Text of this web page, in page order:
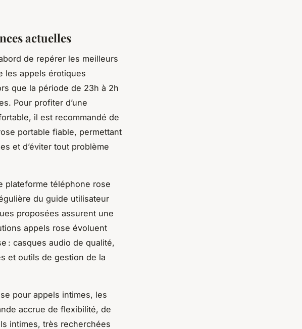
actuelles
de repérer les meilleurs
les appels érotiques
que la période de 23h à 2h
Pour profiter d’une
il est recommandé de
portable fiable, permettant
et d’éviter tout problème
plateforme téléphone rose
du guide utilisateur
proposées assurent une
appels rose évoluent
: casques audio de qualité,
et outils de gestion de la
pour appels intimes, les
accrue de flexibilité, de
intimes, très recherchées